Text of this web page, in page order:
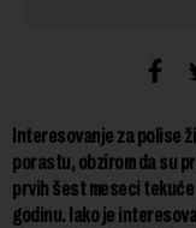
Interesovanje za polise
porastu, obzirom da su
prvih šest meseci
godinu. Iako je